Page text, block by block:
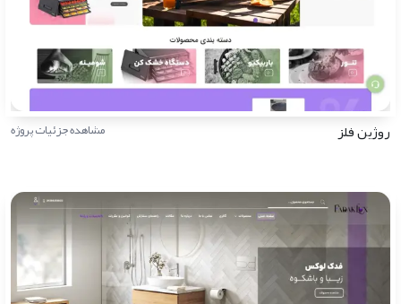
روژین فلز مشاهده جزئیات پروژه